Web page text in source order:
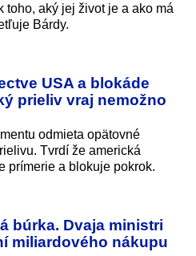
aký jej život je a ako má
Bárdy.
USA a blokáde
prieliv vraj nemožno
odmieta opätovné
Tvrdí že americká
prímerie a blokuje pokrok.
búrka. Dvaja ministri
miliardového nákupu